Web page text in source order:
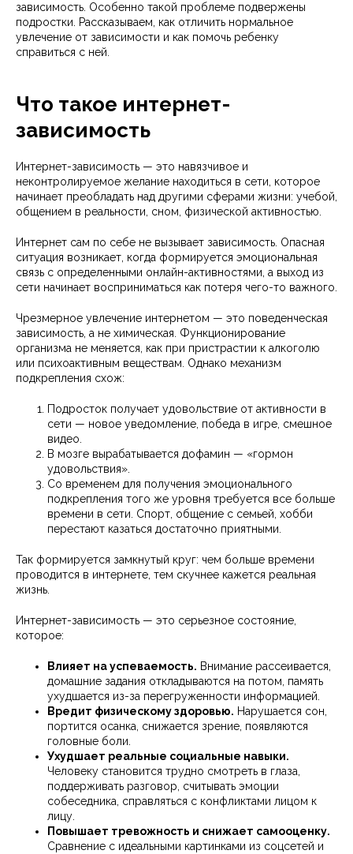
зависимость. Особенно такой проблеме подвержены
подростки. Рассказываем, как отличить нормальное
увлечение от зависимости и как помочь ребенку
справиться с ней.
Что такое интернет-
зависимость
Интернет-зависимость — это навязчивое и
неконтролируемое желание находиться в сети, которое
начинает преобладать над другими сферами жизни: учебой,
общением в реальности, сном, физической активностью.
Интернет сам по себе не вызывает зависимость. Опасная
ситуация возникает, когда формируется эмоциональная
связь с определенными онлайн-активностями, а выход из
сети начинает восприниматься как потеря чего-то важного.
Чрезмерное увлечение интернетом — это поведенческая
зависимость, а не химическая. Функционирование
организма не меняется, как при пристрастии к алкоголю
или психоактивным веществам. Однако механизм
подкрепления схож:
Подросток получает удовольствие от активности в
сети — новое уведомление, победа в игре, смешное
видео.
В мозге вырабатывается дофамин — «гормон
удовольствия».
Со временем для получения эмоционального
подкрепления того же уровня требуется все больше
времени в сети. Спорт, общение с семьей, хобби
перестают казаться достаточно приятными.
Так формируется замкнутый круг: чем больше времени
проводится в интернете, тем скучнее кажется реальная
жизнь.
Интернет-зависимость — это серьезное состояние,
которое:
Влияет на успеваемость. Внимание рассеивается,
домашние задания откладываются на потом, память
ухудшается из-за перегруженности информацией.
Вредит физическому здоровью. Нарушается сон,
портится осанка, снижается зрение, появляются
головные боли.
Ухудшает реальные социальные навыки.
Человеку становится трудно смотреть в глаза,
поддерживать разговор, считывать эмоции
собеседника, справляться с конфликтами лицом к
лицу.
Повышает тревожность и снижает самооценку.
Сравнение с идеальными картинками из соцсетей и